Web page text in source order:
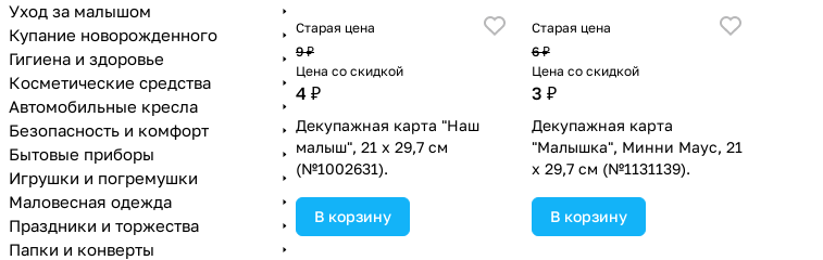
Старая цена
9 ₽
Цена со скидкой
4 ₽
Декупажная карта "Наш
малыш", 21 х 29,7 см
(№1002631).
В корзину
Старая цена
6 ₽
Цена со скидкой
3 ₽
Декупажная карта
"Малышка", Минни Маус, 21
х 29,7 см (№1131139).
В корзину
Уход за малышом
Купание новорожденного
Гигиена и здоровье
Косметические средства
Автомобильные кресла
Безопасность и комфорт
Бытовые приборы
Игрушки и погремушки
Маловесная одежда
Праздники и торжества
Папки и конверты